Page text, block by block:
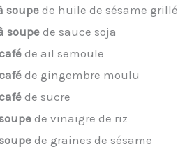
soupede huile de sésame grillé
soupede sauce soja
de ail semoule
de gingembre moulu
de sucre
de vinaigre de riz
de graines de sésame